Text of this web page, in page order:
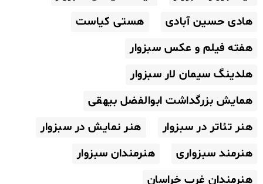
هادی حسین آبادی
هستی کیاست
هفته فیلم و عکس سبزوار
هلدینگ سیمان لار سبزوار
همایش بزرگداشت ابوالفضل بیهقی
هنر تئاتر در سبزوار
هنر نمایش در سبزوار
هنرمند سبزواری
هنرمندان سبزوار
هنرمندان غرب خراسان